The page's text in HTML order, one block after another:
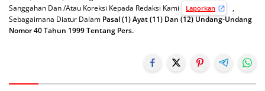
Sanggahan Dan /Atau Koreksi Kepada Redaksi Kami
Laporkan
,
Sebagaimana Diatur Dalam Pasal (1) Ayat (11) Dan (12) Undang-Undang
Nomor 40 Tahun 1999 Tentang Pers.